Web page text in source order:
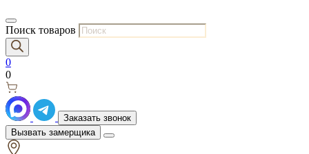
Поиск товаров
0
0
Заказать звонок
Вызвать замерщика